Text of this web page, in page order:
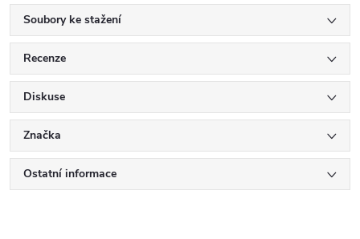
Soubory ke stažení
Recenze
Diskuse
Značka
Ostatní informace